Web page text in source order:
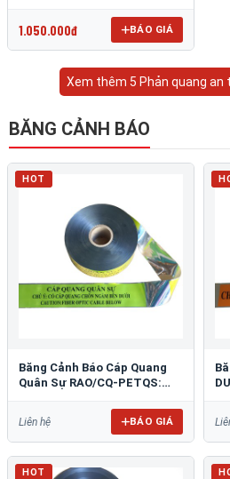
1.050.000đ BÁO GIÁ
Xem thêm 5 Phản quang an
BĂNG CẢNH BÁO
HOT
Băng Cảnh Báo Cáp Quang
Quân Sự RAO/CQ-PETQS:
Liên hệ BÁO GIÁ
HOT